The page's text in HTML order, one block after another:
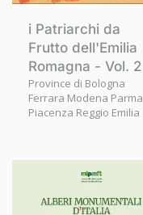
i Patriarchi da
Frutto dell'Emilia
Romagna - Vol. 2
Province di Bologna
Ferrara Modena Parma
Piacenza Reggio Emilia